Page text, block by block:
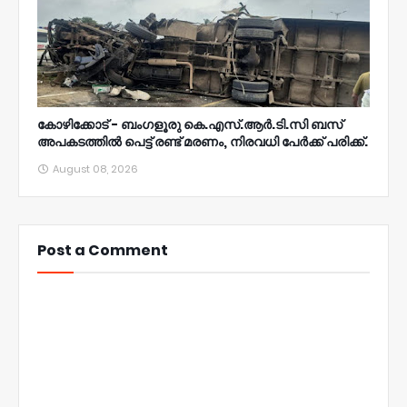
കോഴിക്കോട് - ബംഗളൂരു കെ.എസ്.ആർ.ടി.സി ബസ്
അപകടത്തിൽ പെട്ട് രണ്ട് മരണം, നിരവധി പേർക്ക് പരിക്ക്.
August 08, 2026
Post a Comment